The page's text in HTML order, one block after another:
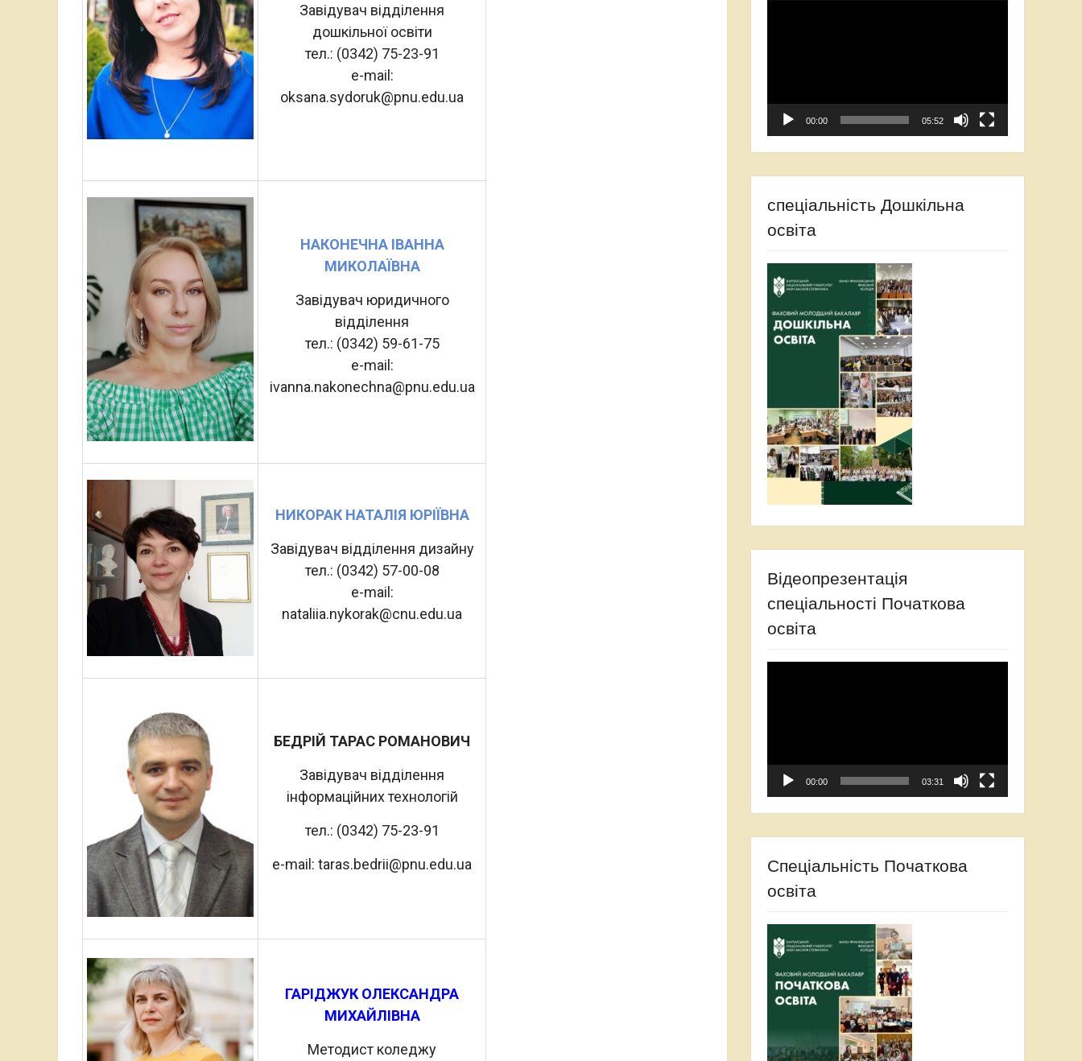
Завідувач відділення
дошкільної освіти
тел.: (0342) 75-23-91
e-mail:
oksana.sydoruk@pnu.edu.ua
НАКОНЕЧНА ІВАННА
МИКОЛАЇВНА
Завідувач юридичного
відділення
тел.: (0342) 59-61-75
e-mail:
ivanna.nakonechna@pnu.edu.ua
НИКОРАК НАТАЛІЯ ЮРІЇВНА
Завідувач відділення дизайну
тел.: (0342) 57-00-08
e-mail:
nataliia.nykorak@cnu.edu.ua
БЕДРІЙ ТАРАС РОМАНОВИЧ
Завідувач відділення
інформаційних технологій
тел.: (0342) 75-23-91
e-mail: taras.bedrii@pnu.edu.ua
ГАРІДЖУК ОЛЕКСАНДРА
МИХАЙЛІВНА
Методист коледжу
00:00 05:52
спеціальність Дошкільна
освіта
Відеопрезентація
спеціальності Початкова
освіта
00:00 03:31
Спеціальність Початкова
освіта